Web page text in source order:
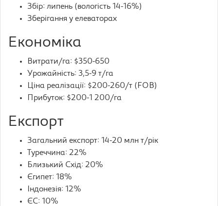
Збір: липень (вологість 14-16%)
Зберігання у елеваторах
Економіка
Витрати/га: $350-650
Урожайність: 3,5-9 т/га
Ціна реалізації: $200-260/т (FOB)
Прибуток: $200-1 200/га
Експорт
Загальний експорт: 14-20 млн т/рік
Туреччина: 22%
Близький Схід: 20%
Єгипет: 18%
Індонезія: 12%
ЄС: 10%